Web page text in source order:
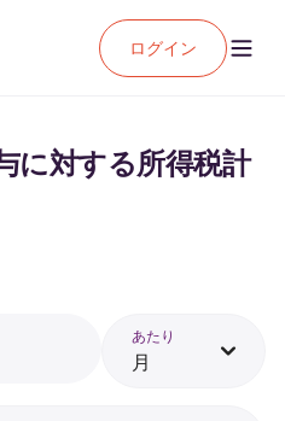
ログイン
に対する所得税計
あたり
月